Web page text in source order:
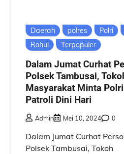
Daerah polres Polri
Rohul
Terpopuler
Dalam Jumat Curhat
Polsek Tambusai,
Masyarakat Minta
Patroli Dini Hari
Admin Mei 10, 2024 0
Dalam Jumat Curhat
Polsek Tambusai, Tokoh